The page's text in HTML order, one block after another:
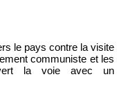
le pays contre la visite
communiste et les
la voie avec un